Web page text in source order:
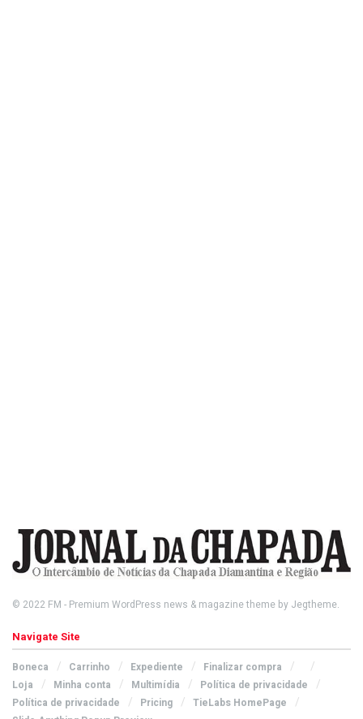
© 2022 FM - Premium WordPress news & magazine theme by Jegtheme.
Navigate Site
Boneca Carrinho Expediente
Finalizar compra
Loja
Minha conta Multimídia
Política de privacidade
Política de privacidade
Pricing
TieLabs HomePage